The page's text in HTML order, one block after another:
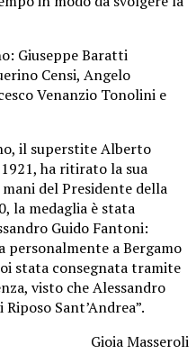
Giuseppe Baratti
Censi, Angelo
Venanzio Tonolini e
il superstite Alberto
ha ritirato la sua
mani del Presidente della
la medaglia è stata
Guido Fantoni:
personalmente a Bergamo
stata consegnata tramite
visto che Alessandro
Sant’Andrea”.
Gioia Masseroli